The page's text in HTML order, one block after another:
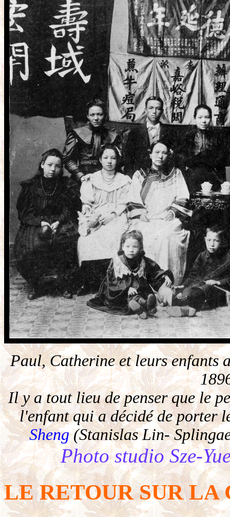
Paul, Catherine et leurs enfants
Il y a tout lieu de penser que le
l'enfant qui a décidé de porter
Sheng(Stanislas Lin-
Photo studio Sze-
LE RETOUR SUR LA